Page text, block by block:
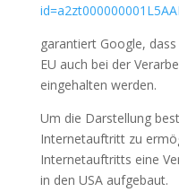
garantiert Google,
EU auch bei der
eingehalten werden.
Um die Darstellung
Internetauftritt zu
Internetauftritts eine
in den USA aufgebaut.